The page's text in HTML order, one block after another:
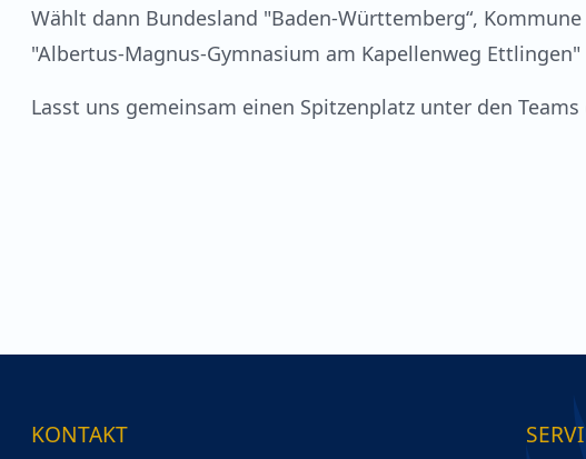
Wählt dann Bundesland "Baden-Württemberg“,
"Albertus-Magnus-Gymnasium am Kapellenweg Ettlingen"
Lasst uns gemeinsam einen Spitzenplatz unter den Teams
KONTAKT